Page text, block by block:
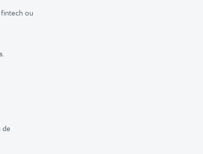
fintech ou
de